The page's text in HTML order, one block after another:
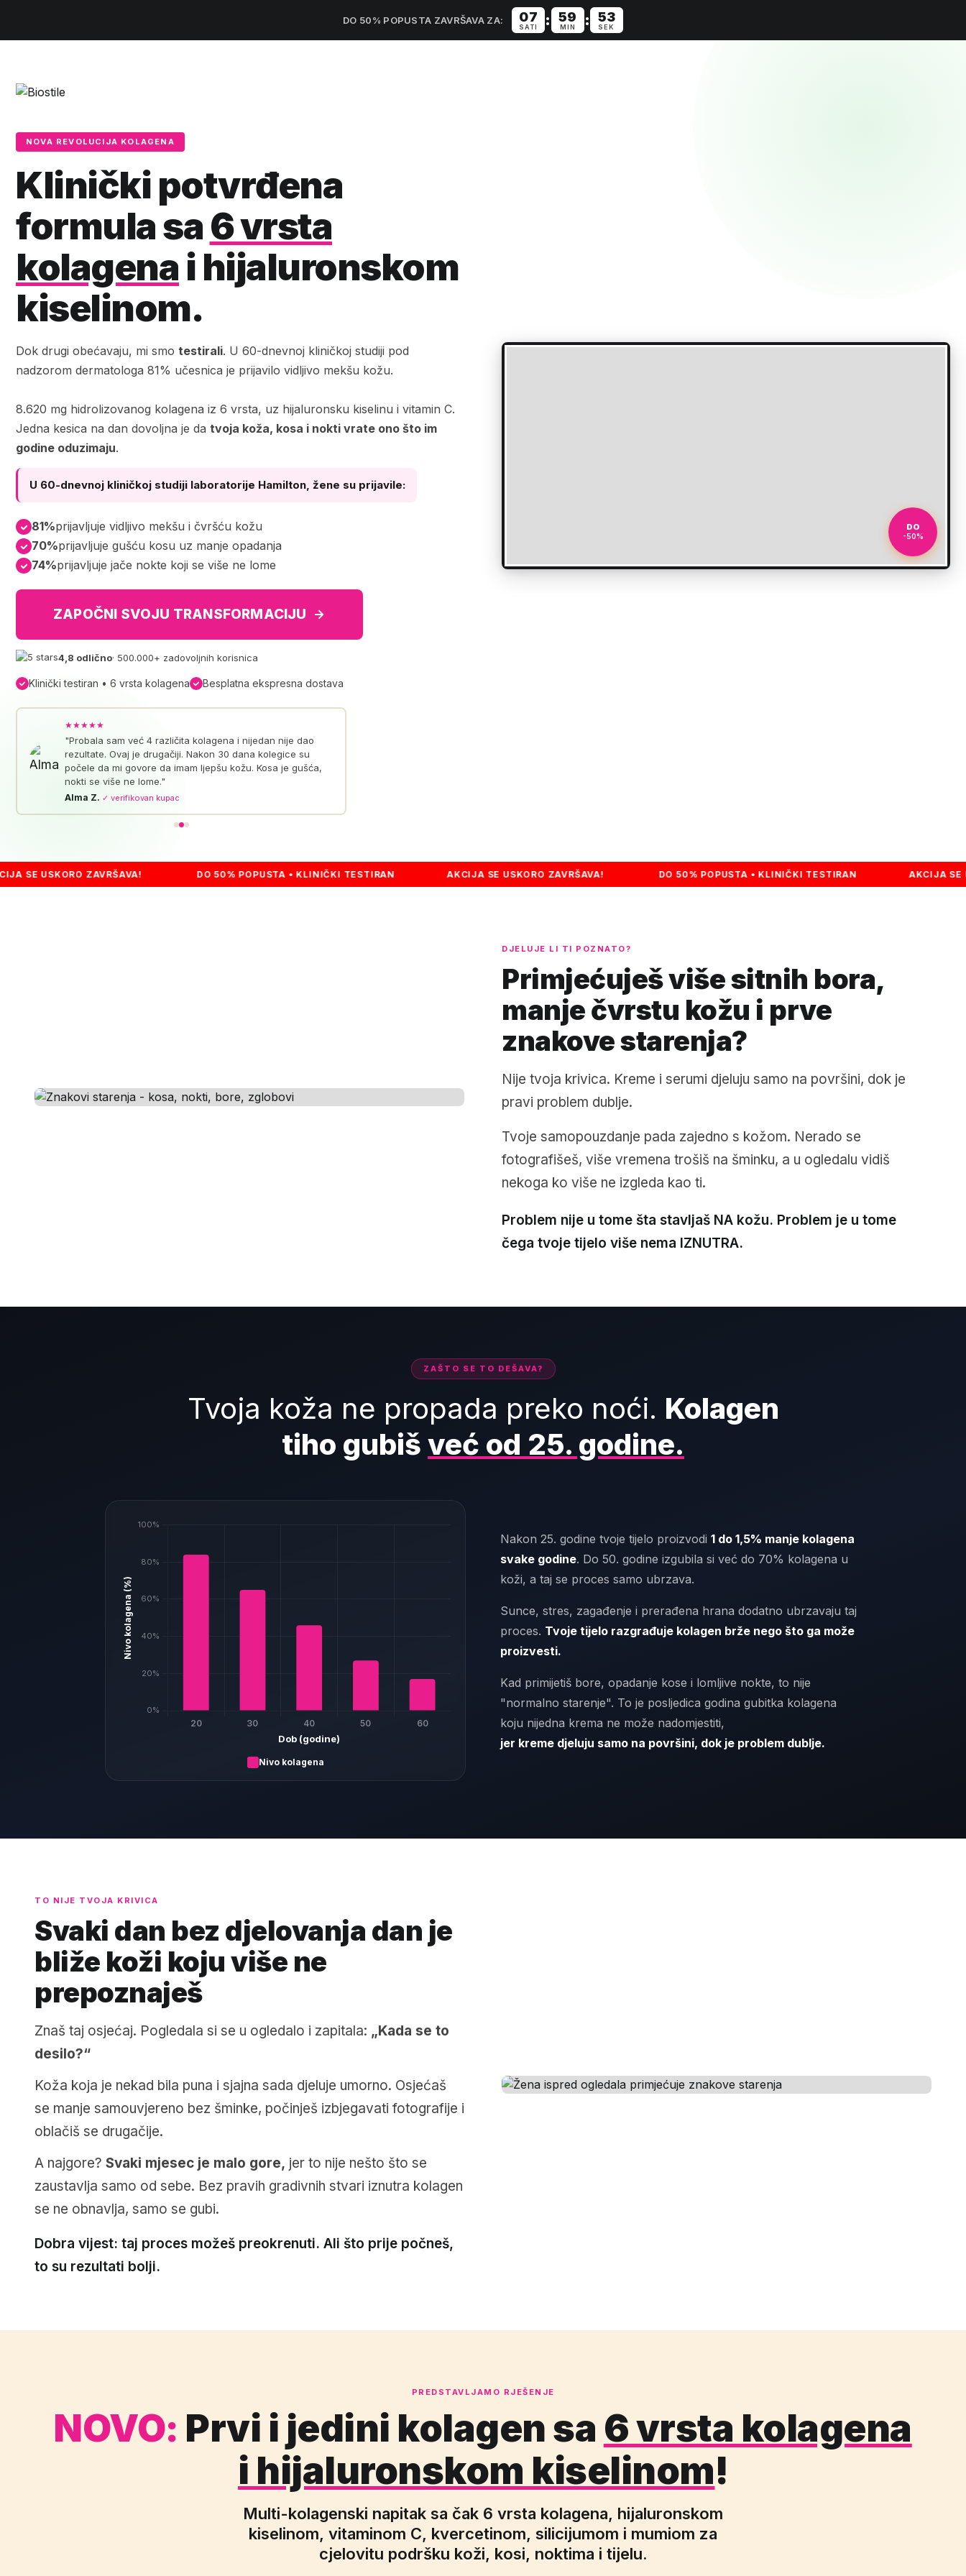
DO 50% POPUSTA ZAVRŠAVA ZA: 07
SATI : 59
MIN : 52
SEK
NOVA REVOLUCIJA KOLAGENA
Klinički potvrđena
formula sa6 vrsta
kolagena i hijaluronskom
kiselinom.
Dok drugi obećavaju, mi smo testirali. U 60-dnevnoj kliničkoj studiji pod
nadzorom dermatologa 81% učesnica je prijavilo vidljivo mekšu kožu.
8.620 mg hidrolizovanog kolagena iz 6 vrsta, uz hijaluronsku kiselinu i vitamin C.
Jedna kesica na dan dovoljna je da tvoja koža, kosa i nokti vrate ono što im
godine oduzimaju.
U 60-dnevnoj kliničkoj studiji laboratorije Hamilton, žene su prijavile:
81%prijavljuje vidljivo mekšu i čvršću kožu
70%prijavljuje gušću kosu uz manje opadanja
74%prijavljuje jače nokte koji se više ne lome
ZAPOČNI SVOJU TRANSFORMACIJU
4,8 odlično· 500.000+ zadovoljnih korisnica
Klinički testiran • 6 vrsta kolagena Besplatna ekspresna dostava
★★★★★
"Probala sam već 4 različita kolagena i nijedan nije dao
rezultate. Ovaj je drugačiji. Nakon 30 dana kolegice su
počele da mi govore da imam ljepšu kožu. Kosa je gušća,
nokti se više ne lome."
Alma Z. ✓ verifikovan kupac
DO
-50%
ZAVRŠAVA! DO 50% POPUSTA • KLINIČKI TESTIRAN AKCIJA SE USKORO ZAVRŠAVA! DO 50% POPUSTA • KLINIČKI TESTIRAN AKCIJA SE USKORO
DJELUJE LI TI POZNATO?
Primjećuješ više sitnih bora,
manje čvrstu kožu i prve
znakove starenja?
Nije tvoja krivica. Kreme i serumi djeluju samo na površini, dok je
pravi problem dublje.
Tvoje samopouzdanje pada zajedno s kožom. Nerado se
fotografišeš, više vremena trošiš na šminku, a u ogledalu vidiš
nekoga ko više ne izgleda kao ti.
Problem nije u tome šta stavljaš NA kožu. Problem je u tome
čega tvoje tijelo više nema IZNUTRA.
ZAŠTO SE TO DEŠAVA?
Tvoja koža ne propada preko noći. Kolagen
tiho gubiš već od 25. godine.
Nivo kolagena
Nakon 25. godine tvoje tijelo proizvodi 1 do 1,5% manje kolagena
svake godine. Do 50. godine izgubila si već do 70% kolagena u
koži, a taj se proces samo ubrzava.
Sunce, stres, zagađenje i prerađena hrana dodatno ubrzavaju taj
proces. Tvoje tijelo razgrađuje kolagen brže nego što ga može
proizvesti.
Kad primijetiš bore, opadanje kose i lomljive nokte, to nije
"normalno starenje". To je posljedica godina gubitka kolagena
koju nijedna krema ne može nadomjestiti,
jer kreme djeluju samo na površini, dok je problem dublje.
TO NIJE TVOJA KRIVICA
Svaki dan bez djelovanja dan je
bliže koži koju više ne
prepoznaješ
Znaš taj osjećaj. Pogledala si se u ogledalo i zapitala: „Kada se to
desilo?“
Koža koja je nekad bila puna i sjajna sada djeluje umorno. Osjećaš
se manje samouvjereno bez šminke, počinješ izbjegavati fotografije i
oblačiš se drugačije.
A najgore? Svaki mjesec je malo gore, jer to nije nešto što se
zaustavlja samo od sebe. Bez pravih gradivnih stvari iznutra kolagen
se ne obnavlja, samo se gubi.
Dobra vijest: taj proces možeš preokrenuti. Ali što prije počneš,
to su rezultati bolji.
PREDSTAVLJAMO RJEŠENJE
NOVO: Prvi i jedini kolagen sa 6 vrsta kolagena
i hijaluronskom kiselinom!
Multi-kolagenski napitak sa čak 6 vrsta kolagena, hijaluronskom
kiselinom, vitaminom C, kvercetinom, silicijumom i mumiom za
cjelovitu podršku koži, kosi, noktima i tijelu.